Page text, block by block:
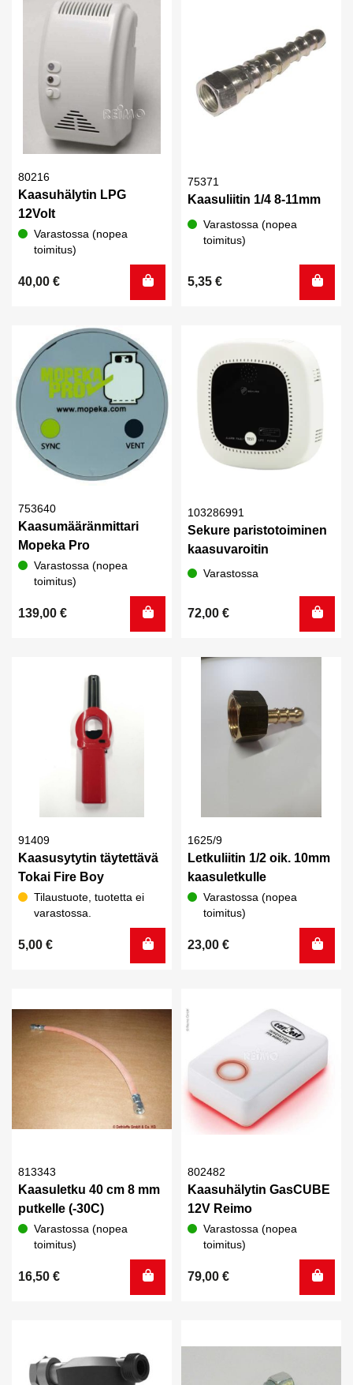
80216
Kaasuhälytin LPG
12Volt
Varastossa (nopea
toimitus)
40,00 €
75371
Kaasuliitin 1/4 8-11mm
Varastossa (nopea
toimitus)
5,35 €
753640
Kaasumääränmittari
Mopeka Pro
Varastossa (nopea
toimitus)
139,00 €
103286991
Sekure paristotoiminen
kaasuvaroitin
Varastossa
72,00 €
91409
Kaasusytytin täytettävä
Tokai Fire Boy
Tilaustuote, tuotetta ei
varastossa.
5,00 €
1625/9
Letkuliitin 1/2 oik. 10mm
kaasuletkulle
Varastossa (nopea
toimitus)
23,00 €
813343
Kaasuletku 40 cm 8 mm
putkelle (-30C)
Varastossa (nopea
toimitus)
16,50 €
802482
Kaasuhälytin GasCUBE
12V Reimo
Varastossa (nopea
toimitus)
79,00 €